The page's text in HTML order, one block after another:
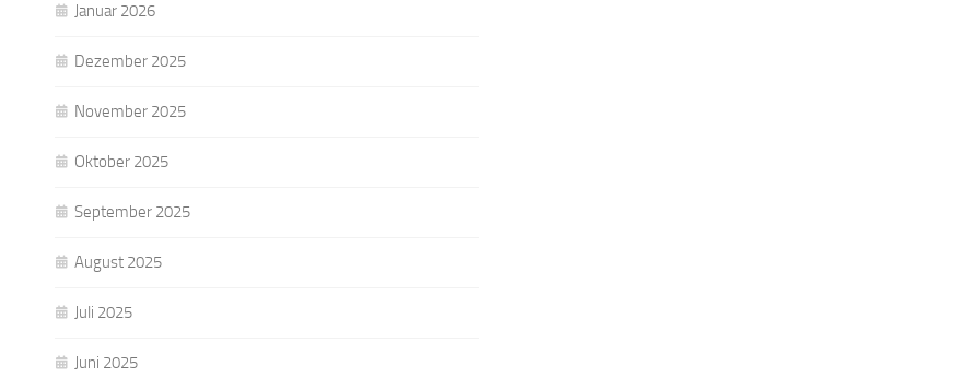
Januar 2026
Dezember 2025
November 2025
Oktober 2025
September 2025
August 2025
Juli 2025
Juni 2025